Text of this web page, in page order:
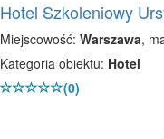
Hotel Szkoleniowy
Miejscowość: Warszawa,
Kategoria obiektu: Hotel
(0)